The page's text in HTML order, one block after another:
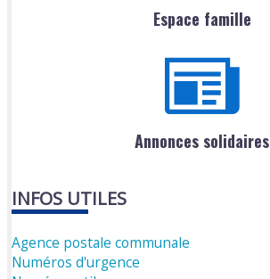
Espace famille
Annonces solidaires
INFOS UTILES
Agence postale communale
Numéros d'urgence